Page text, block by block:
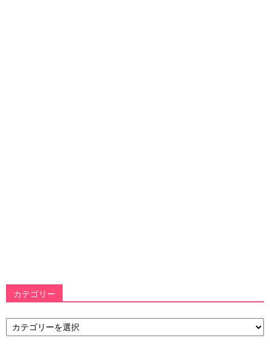
カテゴリー
カ
テ